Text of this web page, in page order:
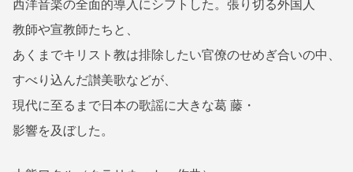
西洋音楽の全面的導入にシフトした。張り切る外国人
教師や宣教師たちと、
あくまでキリスト教は排除したい官僚のせめぎ合いの中、
すべり込んだ讃美歌などが、
現代に至るまで日本の歌謡に大きな葛 藤・
影響を及ぼした。